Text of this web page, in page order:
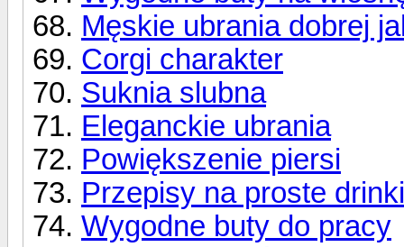
Męskie ubrania dobrej
Corgi charakter
Suknia slubna
Eleganckie ubrania
Powiększenie piersi
Przepisy na proste drinki
Wygodne buty do pracy